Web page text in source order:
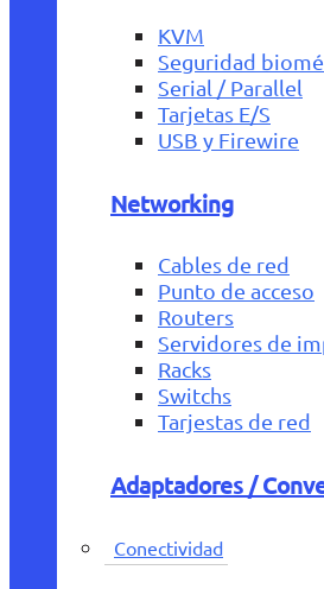
KVM
Seguridad
Serial / Parallel
Tarjetas E/S
USB y Firewire
Networking
Cables de red
Punto de acceso
Routers
Servidores de
Racks
Switchs
Tarjestas de red
Adaptadores /
Conectividad